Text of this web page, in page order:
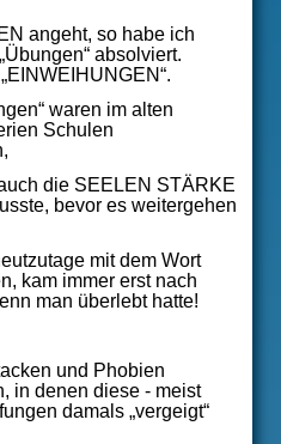
angeht, so habe ich
absolviert.
waren im alten
Schulen
die SEELEN STÄRKE
bevor es weitergehen
mit dem Wort
kam immer erst nach
man überlebt hatte!
und Phobien
in denen diese - meist
damals „vergeigt“